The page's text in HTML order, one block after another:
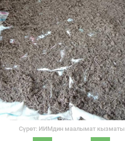
Сүрөт: ИИМдин маалымат кызматы